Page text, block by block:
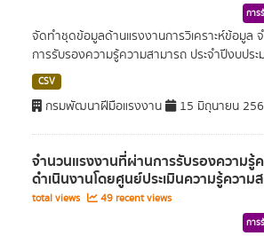
การ
จัดทำชุดข้อมูลด้านแรงงานการวิเคราะห์ข้อมูล
การรับรองความรู้ความสามารถ ประจำปีงบป
CSV
กรมพัฒนาฝีมือแรงงาน 15 มิถุนายน
จำนวนแรงงานที่ผ่านการรับรองความรู้
ดำเนินงานโดยศูนย์ประเมินความรู้ความ
total views
49 recent views
การ